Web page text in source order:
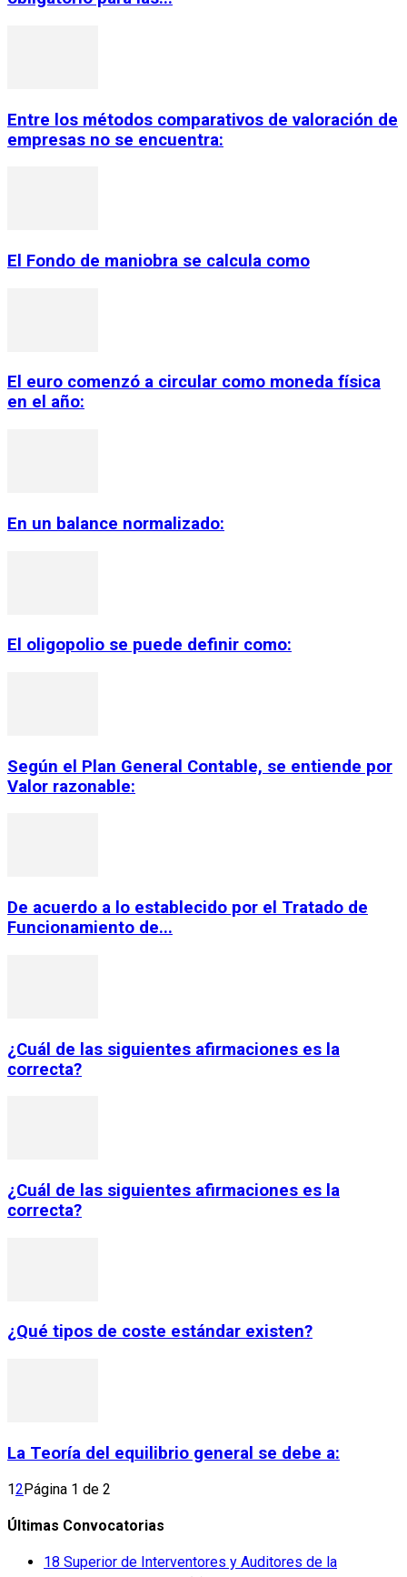
Entre los métodos comparativos de valoración de
empresas no se encuentra:
El Fondo de maniobra se calcula como
El euro comenzó a circular como moneda física
en el año:
En un balance normalizado:
El oligopolio se puede definir como:
Según el Plan General Contable, se entiende por
Valor razonable:
De acuerdo a lo establecido por el Tratado de
Funcionamiento de...
¿Cuál de las siguientes afirmaciones es la
correcta?
¿Cuál de las siguientes afirmaciones es la
correcta?
¿Qué tipos de coste estándar existen?
La Teoría del equilibrio general se debe a:
12Página 1 de 2
Últimas Convocatorias
18 Superior de Interventores y Auditores de la